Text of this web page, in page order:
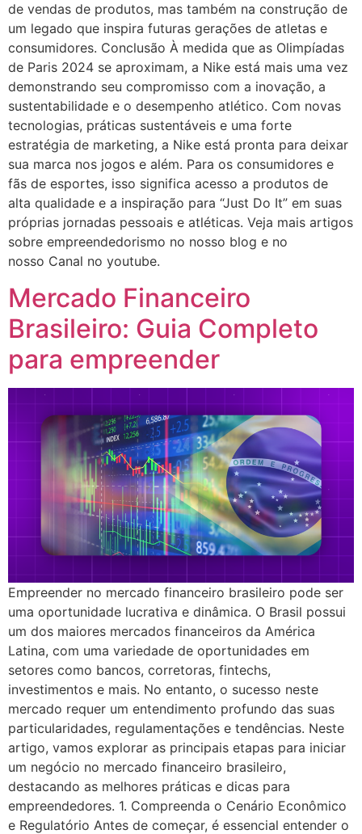
de vendas de produtos, mas também na construção de
um legado que inspira futuras gerações de atletas e
consumidores. Conclusão À medida que as Olimpíadas
de Paris 2024 se aproximam, a Nike está mais uma vez
demonstrando seu compromisso com a inovação, a
sustentabilidade e o desempenho atlético. Com novas
tecnologias, práticas sustentáveis e uma forte
estratégia de marketing, a Nike está pronta para deixar
sua marca nos jogos e além. Para os consumidores e
fãs de esportes, isso significa acesso a produtos de
alta qualidade e a inspiração para “Just Do It” em suas
próprias jornadas pessoais e atléticas. Veja mais artigos
sobre empreendedorismo no nosso blog e no
nosso Canal no youtube.
Mercado Financeiro
Brasileiro: Guia Completo
para empreender
Empreender no mercado financeiro brasileiro pode ser
uma oportunidade lucrativa e dinâmica. O Brasil possui
um dos maiores mercados financeiros da América
Latina, com uma variedade de oportunidades em
setores como bancos, corretoras, fintechs,
investimentos e mais. No entanto, o sucesso neste
mercado requer um entendimento profundo das suas
particularidades, regulamentações e tendências. Neste
artigo, vamos explorar as principais etapas para iniciar
um negócio no mercado financeiro brasileiro,
destacando as melhores práticas e dicas para
empreendedores. 1. Compreenda o Cenário Econômico
e Regulatório Antes de começar, é essencial entender o